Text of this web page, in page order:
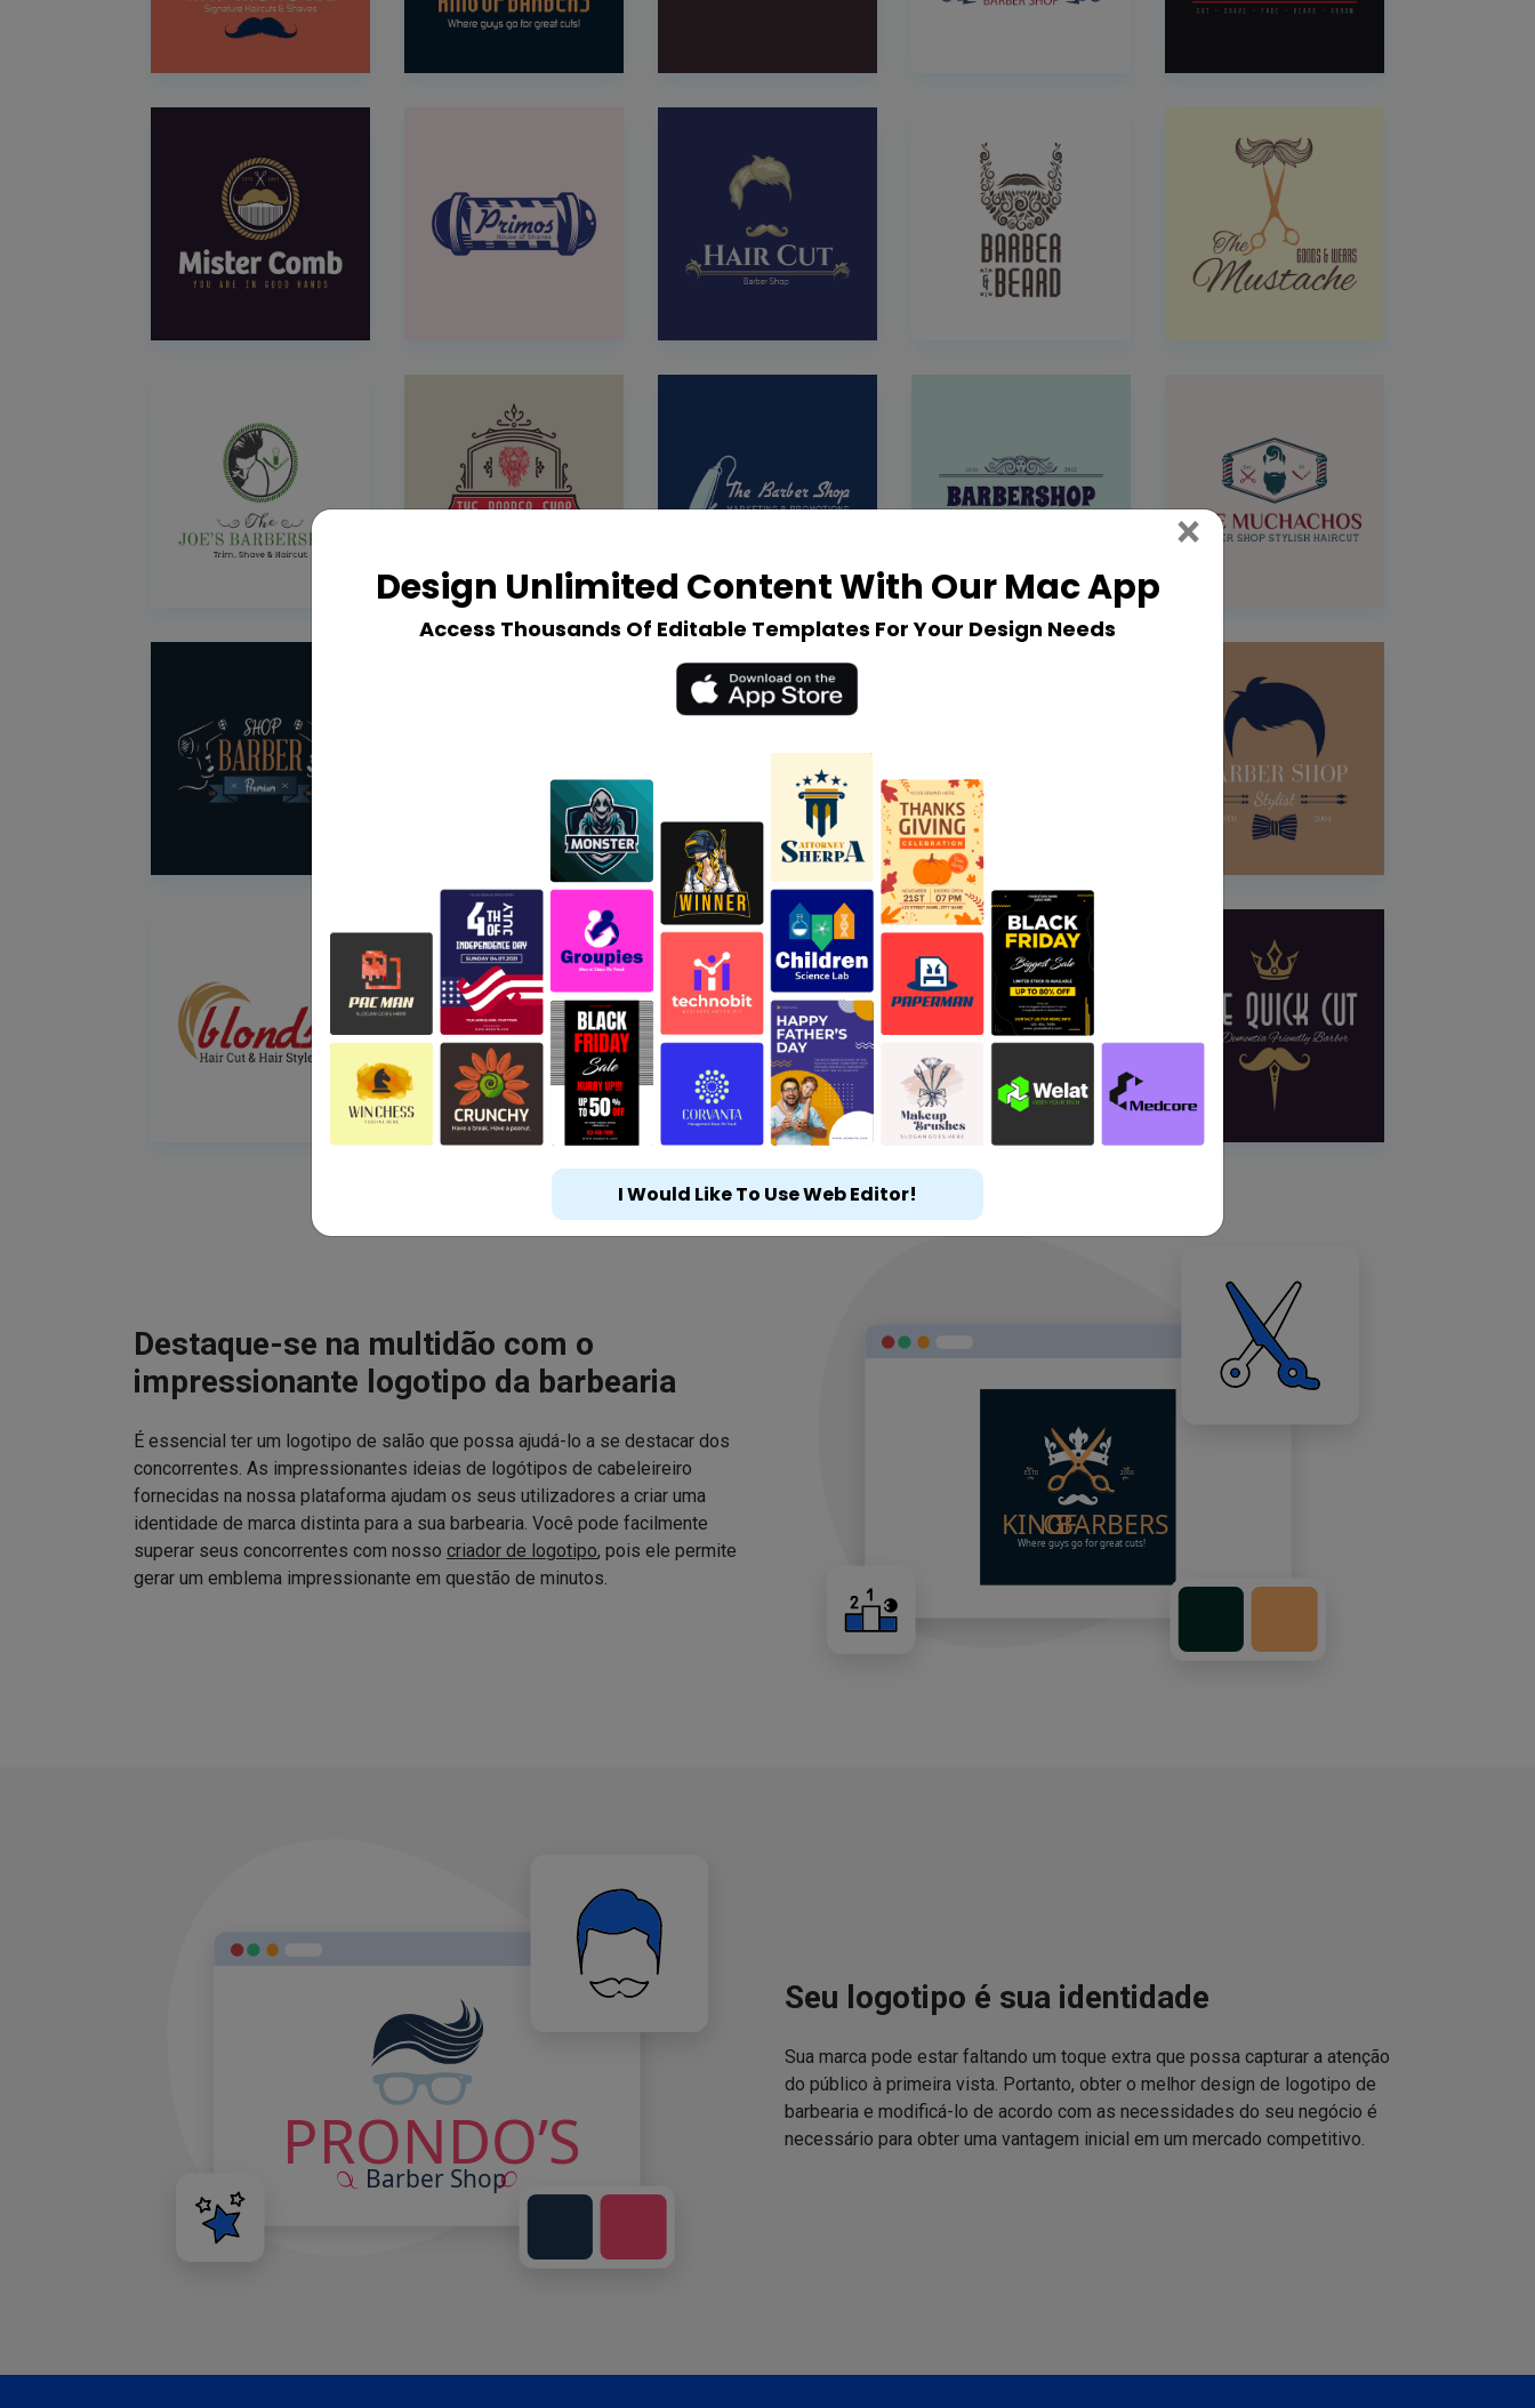
Destaque-se na multidão com o
impressionante logotipo da barbearia
É essencial ter um logotipo de salão que possa ajudá-lo a se destacar dos
concorrentes. As impressionantes ideias de logótipos de cabeleireiro
fornecidas na nossa plataforma ajudam os seus utilizadores a criar uma
identidade de marca distinta para a sua barbearia. Você pode facilmente
superar seus concorrentes com nosso criador de logotipo, pois ele permite
gerar um emblema impressionante em questão de minutos.
Seu logotipo é sua identidade
Sua marca pode estar faltando um toque extra que possa capturar a atenção
do público à primeira vista. Portanto, obter o melhor design de logotipo de
barbearia e modificá-lo de acordo com as necessidades do seu negócio é
necessário para obter uma vantagem inicial em um mercado competitivo.
Design Unlimited Content With Our Mac App
Access Thousands Of Editable Templates For Your Design Needs
× Close
I Would Like To Use Web Editor!